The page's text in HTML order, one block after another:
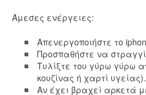
Άμεσες ενέργειες:
Απενεργοποιήστε το
Προσπαθήστε να
Τυλίξτε του γύρω γύρω
κουζίνας ή χαρτί υγείας).
Αν έχει βραχεί αρκετά